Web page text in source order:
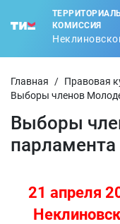
КОМИССИЯ
Главная / Правовая
Выборы членов
Выборы
парламента
21 апреля